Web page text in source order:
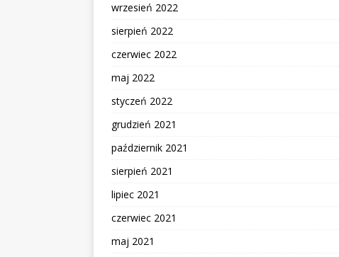
wrzesień 2022
sierpień 2022
czerwiec 2022
maj 2022
styczeń 2022
grudzień 2021
październik 2021
sierpień 2021
lipiec 2021
czerwiec 2021
maj 2021